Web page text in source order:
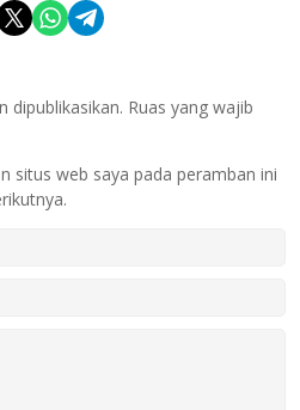
dipublikasikan. Ruas yang wajib
situs web saya pada peramban ini